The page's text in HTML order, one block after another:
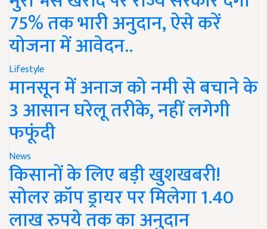
75% तक भारी अनुदान, ऐसे करें
योजना में आवेदन..
Lifestyle
मानसून में अनाज को नमी से बचाने के
3 आसान घरेलू तरीके, नहीं लगेगी
फफूंदी
News
किसानों के लिए बड़ी खुशखबरी!
सोलर क्रॉप ड्रायर पर मिलेगा 1.40
लाख रुपये तक का अनुदान